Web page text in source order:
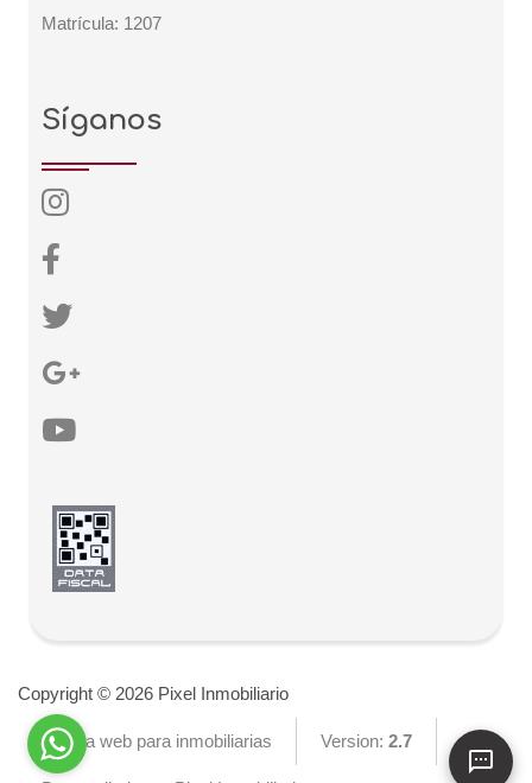
Matrícula: 1207
Síganos
Copyright © 2026 Pixel Inmobiliario
Página web para inmobiliarias Version: 2.7